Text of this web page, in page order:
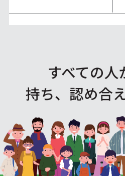
すべての人
持ち、認め合